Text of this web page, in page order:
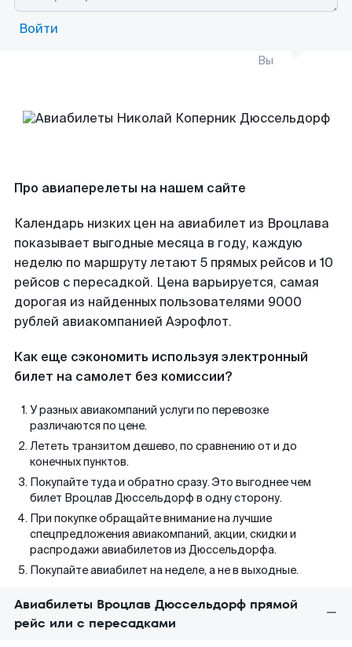
Войти
Вы
Про авиаперелеты на нашем сайте
Календарь низких цен на авиабилет из Вроцлава
показывает выгодные месяца в году, каждую
неделю по маршруту летают 5 прямых рейсов и 10
рейсов с пересадкой. Цена варьируется, самая
дорогая из найденных пользователями 9000
рублей авиакомпанией Аэрофлот.
Как еще сэкономить используя электронный
билет на самолет без комиссии?
У разных авиакомпаний услуги по перевозке
различаются по цене.
Лететь транзитом дешево, по сравнению от и до
конечных пунктов.
Покупайте туда и обратно сразу. Это выгоднее чем
билет Вроцлав Дюссельдорф в одну сторону.
При покупке обращайте внимание на лучшие
спецпредложения авиакомпаний, акции, скидки и
распродажи авиабилетов из Дюссельдорфа.
Покупайте авиабилет на неделе, а не в выходные.
Авиабилеты Вроцлав Дюссельдорф прямой
рейс или с пересадками